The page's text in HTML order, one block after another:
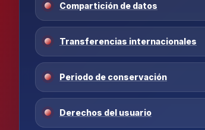
Compartición de datos
Transferencias internacionales
Periodo de conservación
Derechos del usuario